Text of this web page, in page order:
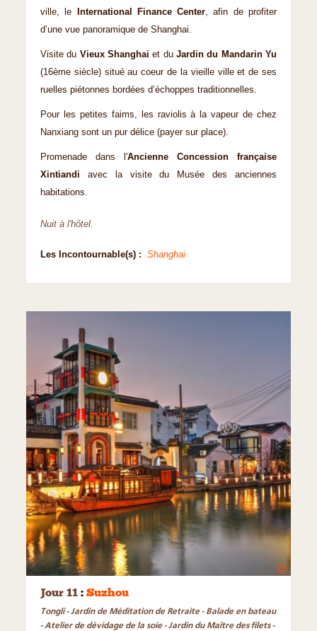
ville, le
International Finance Center, afin de profiter
d’une vue panoramique de Shanghai.
Visite du Vieux Shanghaiet duJardin du Mandarin Yu
(16ème siècle) situé au coeur de la vieille ville et de ses
ruelles piétonnes bordées d’échoppes traditionnelles.
Pour les petites faims, les raviolis à la vapeur de chez
Nanxiang sont un pur délice (payer sur place).
Promenade dans l'Ancienne Concession française
Xintiandi avec la visite du Musée des anciennes
habitations.
Nuit à l'hôtel.
Les Incontournable(s) : Shanghai
©
Jour 11 : Suzhou
Tongli - Jardin de Méditation de Retraite - Balade en bateau
- Atelier de dévidage de la soie - Jardin du Maître des filets -